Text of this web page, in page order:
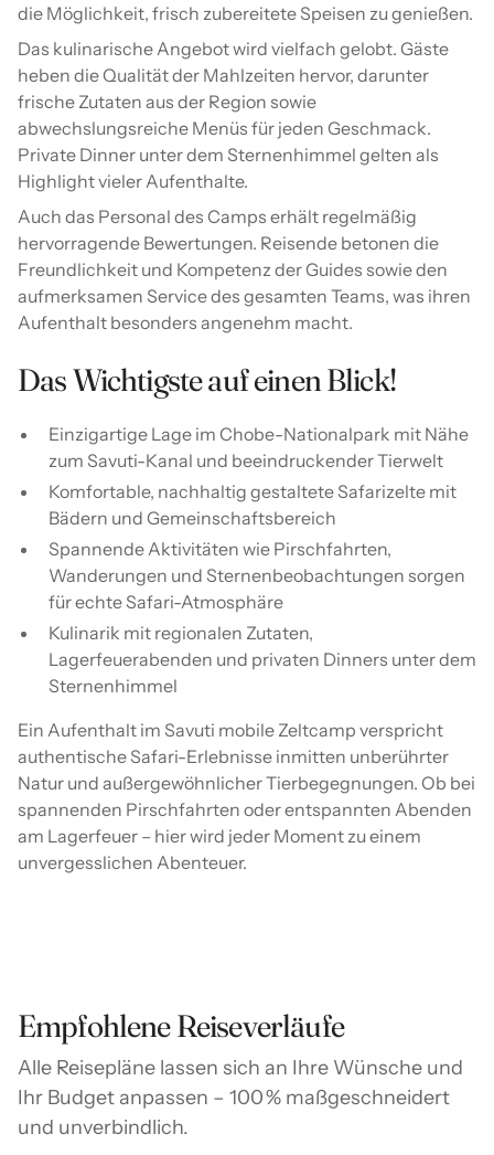
die Möglichkeit, frisch zubereitete Speisen zu genießen.
Das kulinarische Angebot wird vielfach gelobt. Gäste
heben die Qualität der Mahlzeiten hervor, darunter
frische Zutaten aus der Region sowie
abwechslungsreiche Menüs für jeden Geschmack.
Private Dinner unter dem Sternenhimmel gelten als
Highlight vieler Aufenthalte.
Auch das Personal des Camps erhält regelmäßig
hervorragende Bewertungen. Reisende betonen die
Freundlichkeit und Kompetenz der Guides sowie den
aufmerksamen Service des gesamten Teams, was ihren
Aufenthalt besonders angenehm macht.
Das Wichtigste auf einen Blick!
Einzigartige Lage im Chobe-Nationalpark mit Nähe
zum Savuti-Kanal und beeindruckender Tierwelt
Komfortable, nachhaltig gestaltete Safarizelte mit
Bädern und Gemeinschaftsbereich
Spannende Aktivitäten wie Pirschfahrten,
Wanderungen und Sternenbeobachtungen sorgen
für echte Safari-Atmosphäre
Kulinarik mit regionalen Zutaten,
Lagerfeuerabenden und privaten Dinners unter dem
Sternenhimmel
Ein Aufenthalt im Savuti mobile Zeltcamp verspricht
authentische Safari-Erlebnisse inmitten unberührter
Natur und außergewöhnlicher Tierbegegnungen. Ob bei
spannenden Pirschfahrten oder entspannten Abenden
am Lagerfeuer – hier wird jeder Moment zu einem
unvergesslichen Abenteuer.
Empfohlene Reiseverläufe
Alle Reisepläne lassen sich an Ihre Wünsche und
Ihr Budget anpassen – 100 % maßgeschneidert
und unverbindlich.